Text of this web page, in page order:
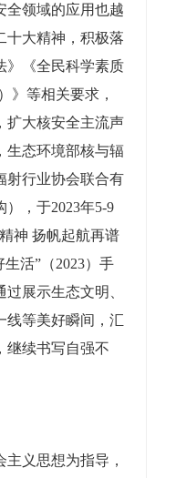
全领域的应用也越
十大精神，积极落
》《全民科学素质
》等相关要求，
扩大核安全主流声
生态环境部核与辐
射行业协会联合有
，于2023年5-9
神 扬帆起航再谱
活”（2023）手
展示生态文明、
线等美好瞬间，汇
继续书写自强不
义思想为指导，